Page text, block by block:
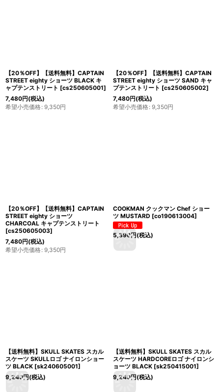
【20％OFF】【送料無料】CAPTAIN
STREET eighty ショーツ BLACK キ
ャプテンストリート [cs250605001]
7,480円(税込)
希望小売価格: 9,350円
【20％OFF】【送料無料】CAPTAIN
STREET eighty ショーツ SAND キャ
プテンストリート [cs250605002]
7,480円(税込)
希望小売価格: 9,350円
【20％OFF】【送料無料】CAPTAIN
STREET eighty ショーツ
CHARCOAL キャプテンストリート
[cs250605003]
7,480円(税込)
希望小売価格: 9,350円
COOKMAN クックマン Chef ショー
ツ MUSTARD [co190613004]
5,390円(税込)
【送料無料】SKULL SKATES スカル
スケーツ SKULLロゴ ナイロンショー
ツ BLACK [sk240605001]
9,240円(税込)
【送料無料】SKULL SKATES スカル
スケーツ HARDCOREロゴ ナイロンシ
ョーツ BLACK [sk250415001]
9,240円(税込)